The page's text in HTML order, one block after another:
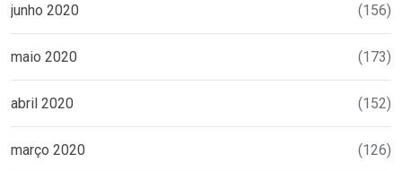
junho 2020 (156)
maio 2020 (173)
abril 2020 (152)
março 2020 (126)